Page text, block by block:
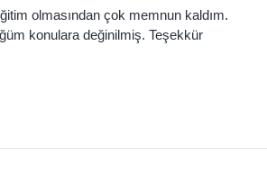
olmasından çok memnun kaldım.
konulara değinilmiş. Teşekkür